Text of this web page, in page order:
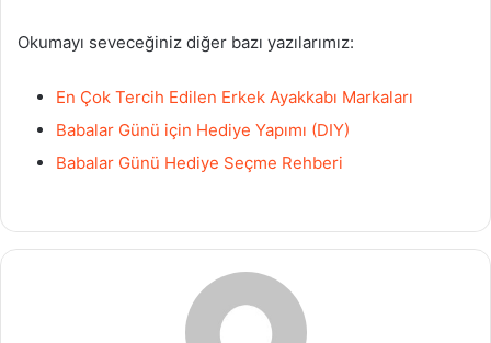
Okumayı seveceğiniz diğer bazı yazılarımız:
En Çok Tercih Edilen Erkek Ayakkabı Markaları
Babalar Günü için Hediye Yapımı (DIY)
Babalar Günü Hediye Seçme Rehberi